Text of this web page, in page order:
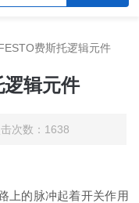
费斯托逻辑元件
辑元件
次数：1638
的脉冲起着开关作用